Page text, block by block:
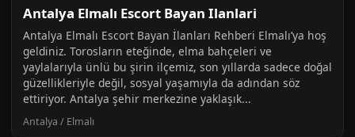
Antalya Elmalı Escort Bayan Ilanlari
Antalya Elmalı Escort Bayan İlanları Rehberi Elmalı’ya hoş
geldiniz. Torosların eteğinde, elma bahçeleri ve
yaylalarıyla ünlü bu şirin ilçemiz, son yıllarda sadece doğal
güzellikleriyle değil, sosyal yaşamıyla da adından söz
ettiriyor. Antalya şehir merkezine yaklaşık...
Antalya / Elmalı